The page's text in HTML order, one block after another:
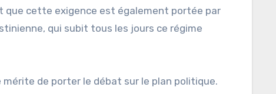
que cette exigence est également portée par
qui subit tous les jours ce régime
de porter le débat sur le plan politique.